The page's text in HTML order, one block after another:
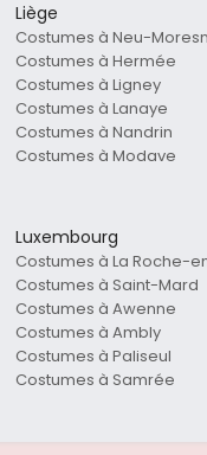
Liège
Costumes à Neu-
Costumes à Hermée
Costumes à Ligney
Costumes à Lanaye
Costumes à Nandrin
Costumes à Modave
Luxembourg
Costumes à La Roche-
Costumes à Saint-Mard
Costumes à Awenne
Costumes à Ambly
Costumes à Paliseul
Costumes à Samrée